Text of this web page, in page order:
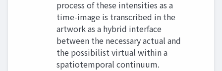
process of these intensities as a
time-image is transcribed in the
artwork as a hybrid interface
between the necessary actual and
the possibilist virtual within a
spatiotemporal continuum.